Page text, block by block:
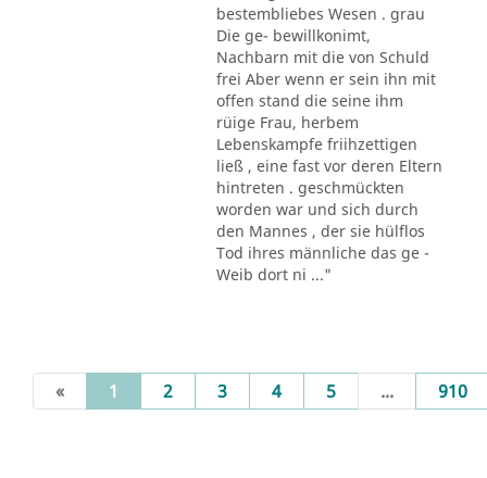
bestembliebes Wesen . grau
Die ge- bewillkonimt,
Nachbarn mit die von Schuld
frei Aber wenn er sein ihn mit
offen stand die seine ihm
rüige Frau, herbem
Lebenskampfe friihzettigen
ließ , eine fast vor deren Eltern
hintreten . geschmückten
worden war und sich durch
den Mannes , der sie hülflos
Tod ihres männliche das ge -
Weib dort ni ..."
« 1 (current)
2 3 4 5 ... 910